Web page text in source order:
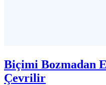
Biçimi Bozmadan
Çevrilir